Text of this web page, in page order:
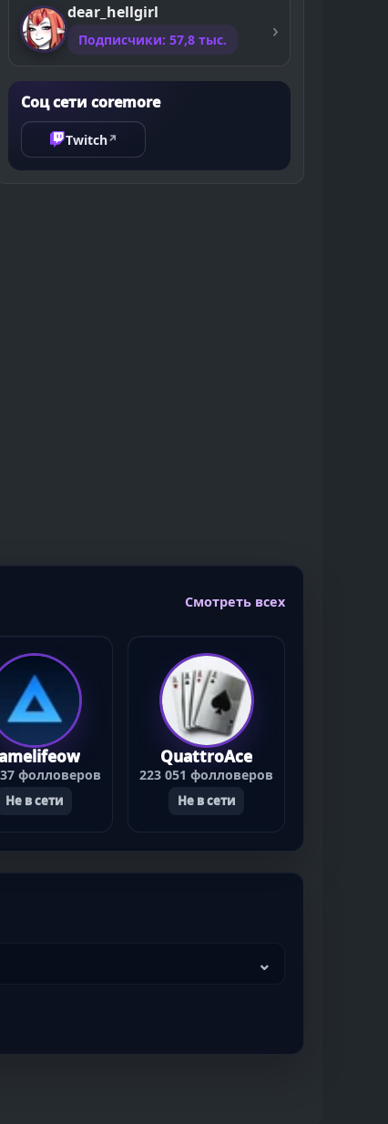
dear_hellgirl
Подписчики: 57,8 тыс.
Соц сети coremore
Twitch↗
Смотреть всех
фолловеров
Не в сети
QuattroAce
223 051 фолловеров
Не в сети